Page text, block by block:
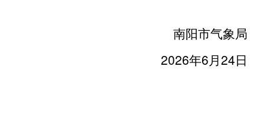
南阳市气象局
2026年6月24日